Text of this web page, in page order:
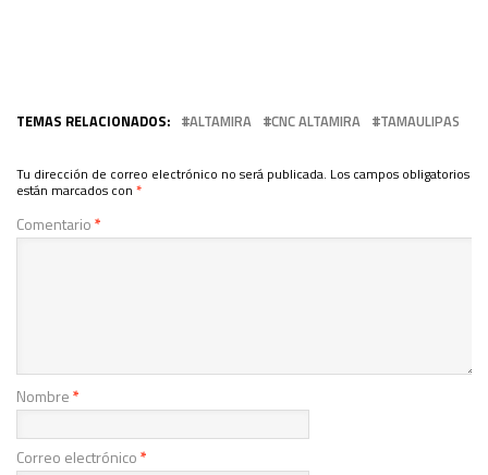
TEMAS RELACIONADOS: ALTAMIRA CNC ALTAMIRA TAMAULIPAS
Tu dirección de correo electrónico no será publicada. Los campos obligatorios
están marcados con *
Comentario*
Nombre*
Correo electrónico*